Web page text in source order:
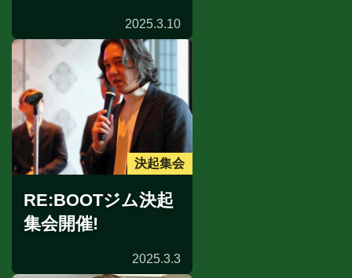
2025.3.10
決起集会
RE:BOOTジム決起
集会開催!
2025.3.3